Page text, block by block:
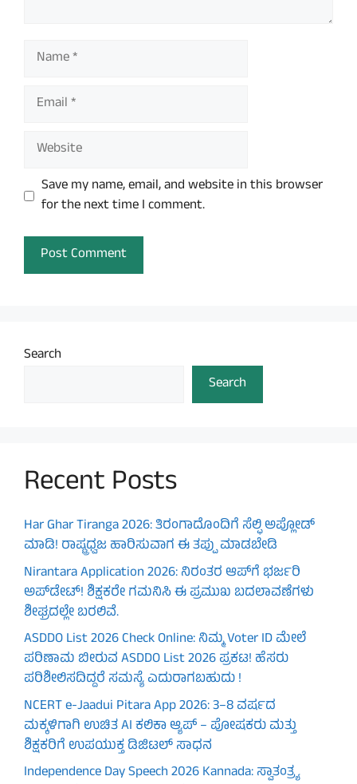
Name
Email
Website
Save my name, email, and website in this browser
for the next time I comment.
Search
Search
Recent Posts
Har Ghar Tiranga 2026: ತಿರಂಗಾದೊಂದಿಗೆ ಸೆಲ್ಫಿ ಅಪ್ಲೋಡ್
ಮಾಡಿ! ರಾಷ್ಟ್ರಧ್ವಜ ಹಾರಿಸುವಾಗ ಈ ತಪ್ಪು ಮಾಡಬೇಡಿ
Nirantara Application 2026: ನಿರಂತರ ಆಪ್‌ಗೆ ಭರ್ಜರಿ
ಅಪ್‌ಡೇಟ್! ಶಿಕ್ಷಕರೇ ಗಮನಿಸಿ ಈ ಪ್ರಮುಖ ಬದಲಾವಣೆಗಳು
ಶೀಘ್ರದಲ್ಲೇ ಬರಲಿವೆ.
ASDDO List 2026 Check Online: ನಿಮ್ಮ Voter ID ಮೇಲೆ
ಪರಿಣಾಮ ಬೀರುವ ASDDO List 2026 ಪ್ರಕಟ! ಹೆಸರು
ಪರಿಶೀಲಿಸದಿದ್ದರೆ ಸಮಸ್ಯೆ ಎದುರಾಗಬಹುದು !
NCERT e-Jaadui Pitara App 2026: 3–8 ವರ್ಷದ
ಮಕ್ಕಳಿಗಾಗಿ ಉಚಿತ AI ಕಲಿಕಾ ಆ್ಯಪ್ – ಪೋಷಕರು ಮತ್ತು
ಶಿಕ್ಷಕರಿಗೆ ಉಪಯುಕ್ತ ಡಿಜಿಟಲ್ ಸಾಧನ
Independence Day Speech 2026 Kannada: ಸ್ವಾತಂತ್ರ್ಯ